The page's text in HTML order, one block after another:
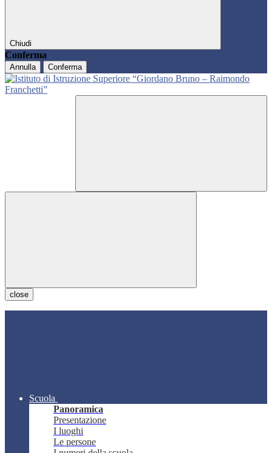
Chiudi
Conferma
Annulla Conferma
close
Scuola
Panoramica
Presentazione
I luoghi
Le persone